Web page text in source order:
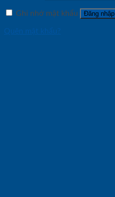
Ghi nhớ mật khẩu Đăng nhập
Quên mật khẩu?